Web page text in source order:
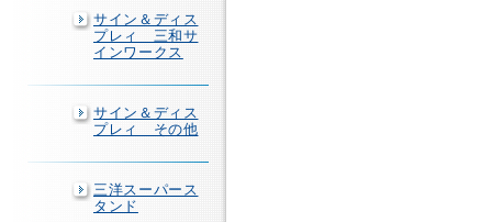
サイン＆ディス
プレィ 三和サ
インワークス
サイン＆ディス
プレィ その他
三洋スーパース
タンド